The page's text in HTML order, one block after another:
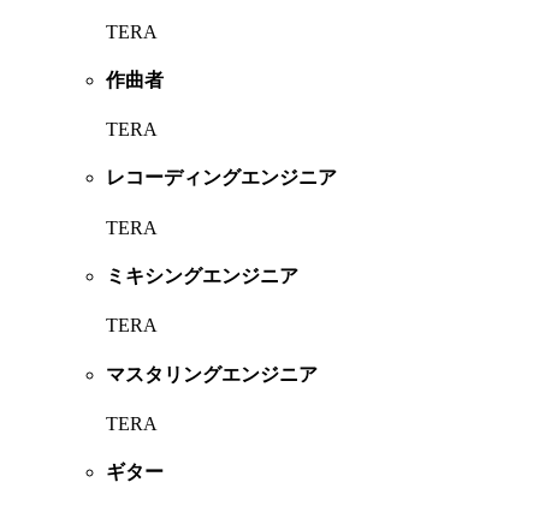
TERA
作曲者
TERA
レコーディングエンジニア
TERA
ミキシングエンジニア
TERA
マスタリングエンジニア
TERA
ギター